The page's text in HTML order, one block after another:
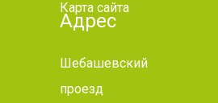
Адрес
Шебашевский
проезд
Карта сайта